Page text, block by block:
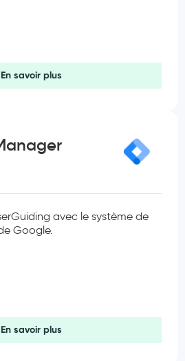
En savoir plus
avec le système de
Google.
En savoir plus